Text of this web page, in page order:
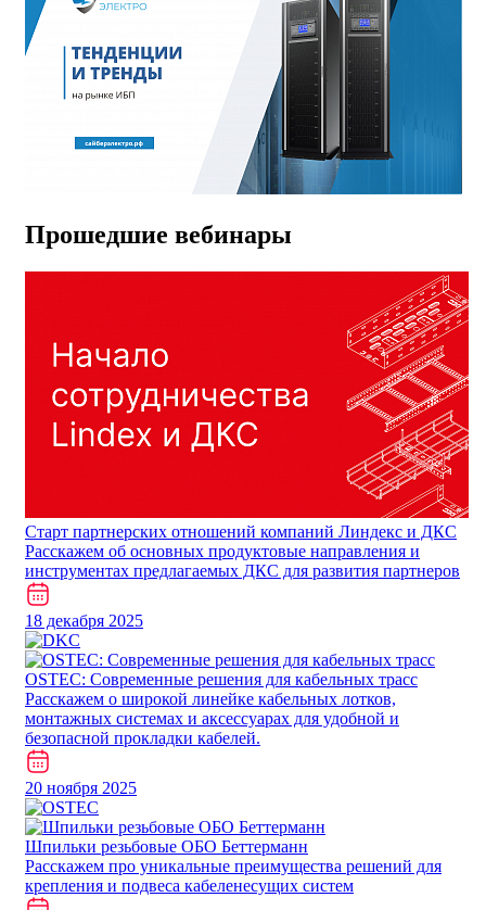
Прошедшие вебинары
Cтарт партнерских отношений компаний Линдекс и ДКС
Расскажем об основных продуктовые направления и
инструментах предлагаемых ДКС для развития партнеров
18 декабря 2025
​​​​​OSTEC: Современные решения для кабельных трасс
Расскажем о широкой линейке кабельных лотков,
монтажных системах и аксессуарах для удобной и
безопасной прокладки кабелей.
20 ноября 2025
Шпильки резьбовые ОБО Беттерманн
Расскажем про уникальные преимущества решений для
крепления и подвеса кабеленесущих систем